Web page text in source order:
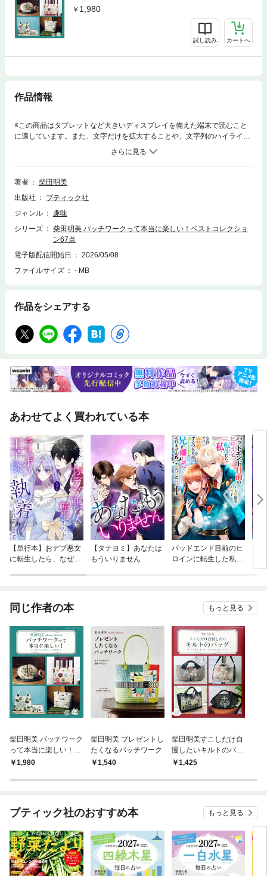
1,980
試し読み カートへ
作品情報
※この商品はタブレットなど大きいディスプレイを備えた端末で読むこと
に適しています。また、文字だけを拡大することや、文字列のハイライ
ト、検索、辞書の参照、引用などの機能が使用できません。キルト作家柴
田明美のパッチワークのベストコレクション集。2017年から2025年まで
に出版された6冊の中から人気があった作品を67点選んで再編集。アップ
リケ、ピースの実物大の型紙つき。型紙データは専用サイトから無料ダウ
著者
柴田明美
出版社
ブティック社
ジャンル
趣味
シリーズ
柴田明美 パッチワークって本当に楽しい！ベストコレクショ
ン67点
電子版配信開始日
2026/05/08
ファイルサイズ
- MB
作品をシェアする
あわせてよく買われている本
【単行本】おデブ悪女
に転生したら、なぜか
【タテヨミ】あなたは
もういりません
バッドエンド目前のヒ
ロインに転生した私、
同じ作者の本 もっと見る
柴田明美 パッチワーク
って本当に楽しい！ベ
ストコレクション67点
1,980
柴田明美 プレゼントし
たくなるパッチワーク
1,540
柴田明美すこしだけ自
慢したいキルトのバッ
グ1,425
ブティック社のおすすめ本 もっと見る